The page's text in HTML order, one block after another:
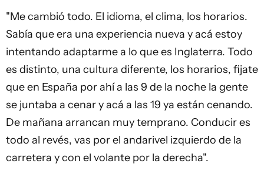
"Me cambió todo. El idioma, el clima, los horarios.
Sabía que era una experiencia nueva y acá estoy
intentando adaptarme a lo que es Inglaterra. Todo
es distinto, una cultura diferente, los horarios, fijate
que en España por ahí a las 9 de la noche la gente
se juntaba a cenar y acá a las 19 ya están cenando.
De mañana arrancan muy temprano. Conducir es
todo al revés, vas por el andarivel izquierdo de la
carretera y con el volante por la derecha".